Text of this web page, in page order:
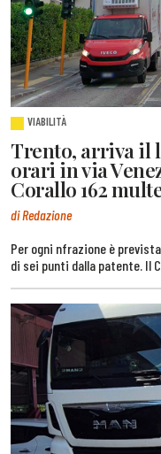
VIABILITÀ
Trento, arriva il
orari in via
Corallo 162
di Redazione
Per ogni nfrazione è
di sei punti dalla patente. Il